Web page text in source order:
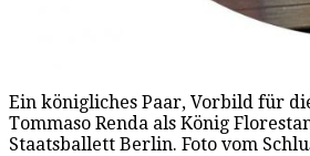
Ein königliches Paar, Vorbild für
Tommaso Renda als König
Staatsballett Berlin. Foto vom